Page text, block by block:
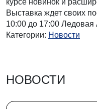
Выставка ждет своих
10:00 до 17:00 Ледовая
Категории: Новости
НОВОСТИ